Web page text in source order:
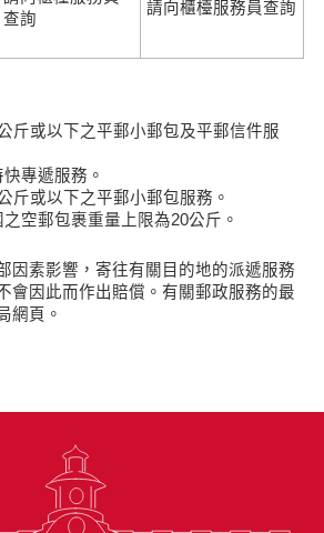
查詢
請向櫃檯服務員查詢
斤或以下之平郵小郵包及平郵信件服
專遞服務。
斤或以下之平郵小郵包服務。
空郵包裹重量上限為20公斤。
因素影響，寄往有關目的地的派遞服務
會因此而作出賠償。有關郵政服務的最
網頁。